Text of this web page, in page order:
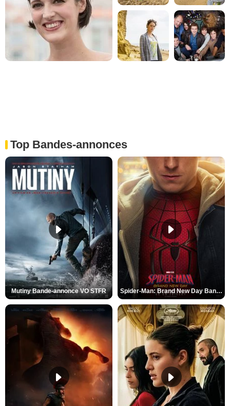
Top Bandes-annonces
Mutiny Bande-annonce VO STFR Spider-Man: Brand New Day Bande-annonce VO STFR